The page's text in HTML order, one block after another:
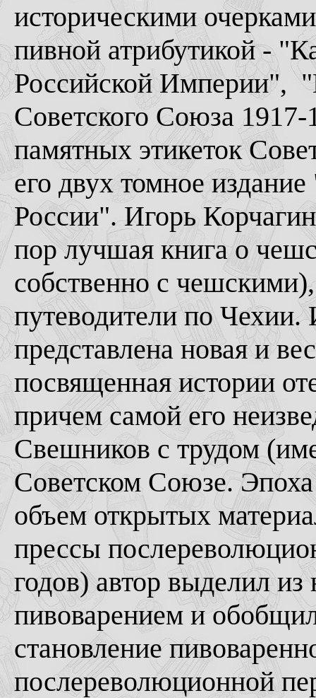
историческими
пивной атрибутикой -
Российской Империи",
Советского Союза
памятных этикеток
его двух томное
России". Игорь
пор лучшая книга о
собственно с
путеводители по Чехии.
представлена новая и
посвященная истории
причем самой его
Свешников с трудом
Советском Союзе.
объем открытых
прессы
годов) автор выделил из
пивоварением и
становление
послереволюционной